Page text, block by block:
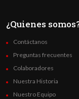
¿Quienes
Contáctanos
Preguntas frecuentes
Colaboradores
Nuestra Historia
Nuestro Equipo